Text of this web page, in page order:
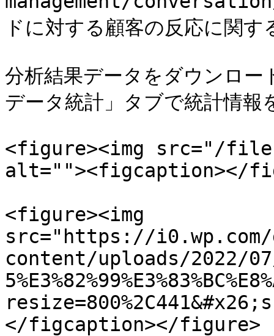
ドに対する顧客の反応に関
分析結果データをダウンロー
データ統計」タブで統計情
<figure><img src="/files/
alt=""><figcaption></
<figure><img
src="https://
content/uploads/2022/07/
</figcaption></figure>